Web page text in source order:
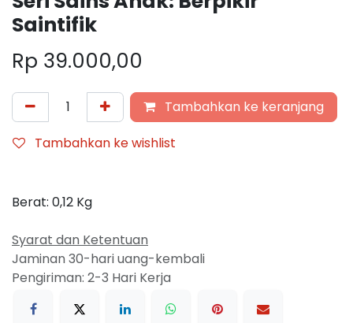
Saintifik
Rp 39.000,00
Tambahkan ke keranjang
Tambahkan ke wishlist
Berat: 0,12 Kg
Syarat dan Ketentuan
Jaminan 30-hari uang-kembali
Pengiriman: 2-3 Hari Kerja